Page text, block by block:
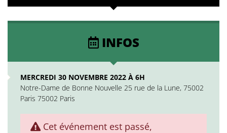
INFOS
MERCREDI 30 NOVEMBRE 2022 À 6H
Notre-Dame de Bonne Nouvelle 25 rue de la Lune, 75002
Paris 75002 Paris
Cet événement est passé,